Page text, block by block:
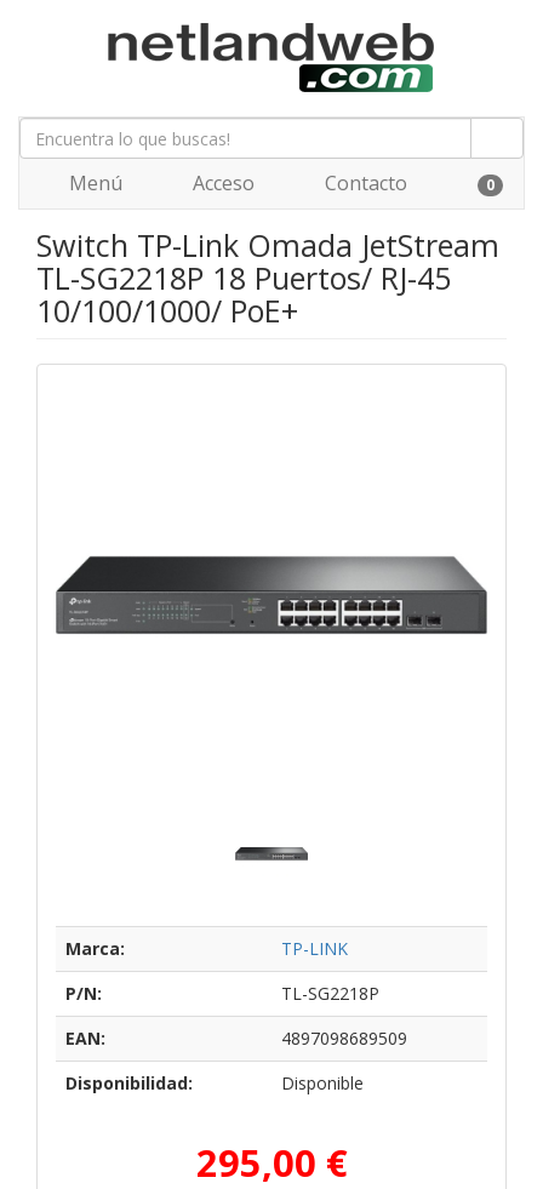
Menú Acceso Contacto 0
Switch TP-Link Omada JetStream
TL-SG2218P 18 Puertos/ RJ-45
10/100/1000/ PoE+
Marca:
TP-LINK
P/N:
TL-SG2218P
EAN:
4897098689509
Disponibilidad:
Disponible
295,00 €